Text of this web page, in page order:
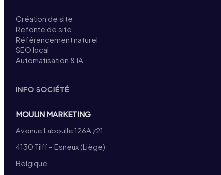
Création de site
Refonte de site
Référencement naturel
SEO local
Automatisation & IA
INFO SOCIÉTÉ
MOULIN MARKETING
Avenue Laboulle 126A /21
4130 Tilff – Esneux (Liège)
Belgique